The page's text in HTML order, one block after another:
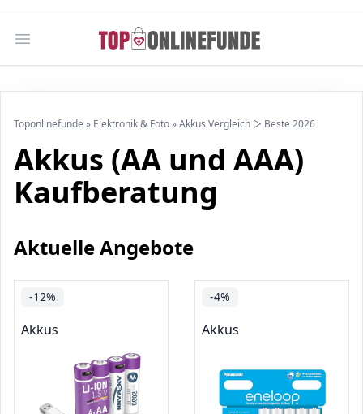
Open main menu
Toponlinefunde » Elektronik & Foto»Akkus Vergleich ▷ Beste 2026
Akkus (AA und AAA)
Kaufberatung
Aktuelle Angebote
-12%
Akkus
-4%
Akkus